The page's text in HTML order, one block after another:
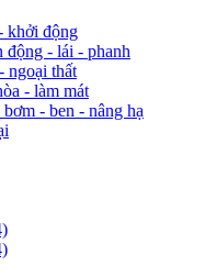
khởi động
động - lái - phanh
ngoại thất
- làm mát
- ben - nâng hạ